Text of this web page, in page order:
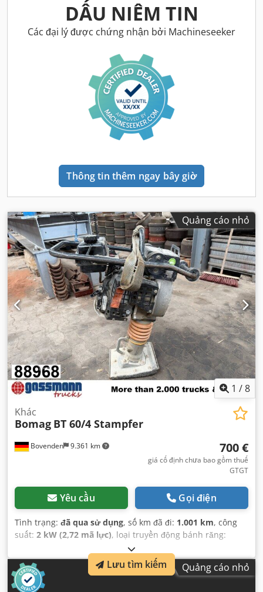
DẤU NIÊM TIN
Các đại lý được chứng nhận bởi Machineseeker
Thông tin thêm ngay bây giờ
Quảng cáo nhỏ
1 /8
Bovenden 9.361 km
Khác
Bomag BT 60/4 Stampfer
700 €
giá cố định chưa bao gồm thuế
GTGT
Yêu cầu Gọi điện
Tình trạng: đã qua sử dụng, số km đã đi: 1.001 km, công
suất: 2 kW (2,72 mã lực), loại truyền động bánh răng:
, màu sắc:
không tải:62 kg, đăng ký lần đầu: 01/2009, Năm sản xuất:
2009, cabin lái: khác Quảng cáo nhỏ
Lưu tìm kiếm